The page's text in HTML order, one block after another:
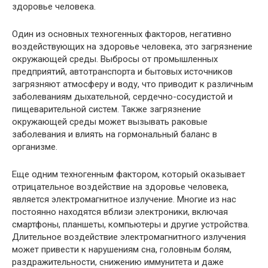
здоровье человека.
Один из основных техногенных факторов, негативно
воздействующих на здоровье человека, это загрязнение
окружающей среды. Выбросы от промышленных
предприятий, автотранспорта и бытовых источников
загрязняют атмосферу и воду, что приводит к различным
заболеваниям дыхательной, сердечно-сосудистой и
пищеварительной систем. Также загрязнение
окружающей среды может вызывать раковые
заболевания и влиять на гормональный баланс в
организме.
Еще одним техногенным фактором, который оказывает
отрицательное воздействие на здоровье человека,
является электромагнитное излучение. Многие из нас
постоянно находятся вблизи электроники, включая
смартфоны, планшеты, компьютеры и другие устройства.
Длительное воздействие электромагнитного излучения
может привести к нарушениям сна, головным болям,
раздражительности, снижению иммунитета и даже